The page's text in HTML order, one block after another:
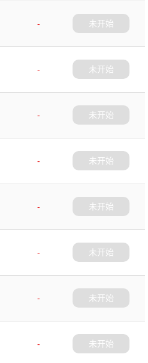
-
未开始
-
未开始
-
未开始
-
未开始
-
未开始
-
未开始
-
未开始
-
未开始